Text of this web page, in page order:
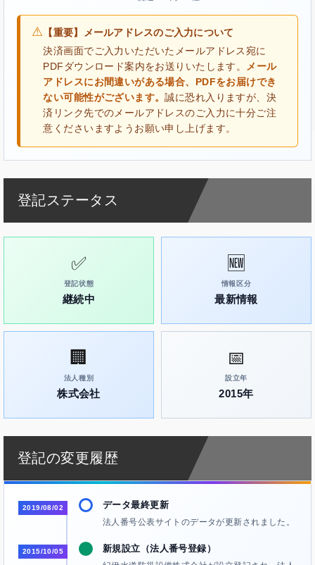
⚠ 【重要】メールアドレスのご入力について
決済画面でご入力いただいたメールアドレス宛に
PDFダウンロード案内をお送りいたします。
メール
アドレスにお間違いがある場合、PDFをお届けでき
ない可能性がございます。誠に恐れ入りますが、決
済リンク先でのメールアドレスのご入力に十分ご注
意くださいますようお願い申し上げます。
登記ステータス
✅
登記状態
継続中
🆕
情報区分
最新情報
🏢
法人種別
株式会社
📅
設立年
2015年
登記の変更履歴
2019/08/02 データ最終更新
法人番号公表サイトのデータが更新されました。
2015/10/05 新規設立（法人番号登録）